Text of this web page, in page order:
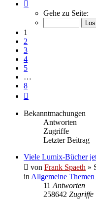
von
Gehe zu Seite:
1
2
3
4
5
…
8
Bekanntmachungen
Antworten
Zugriffe
Letzter Beitrag
Viele Lumix-Bücher
von Frank Spaeth »
in Allgemeine
11 Antworten
258642 Zugriffe